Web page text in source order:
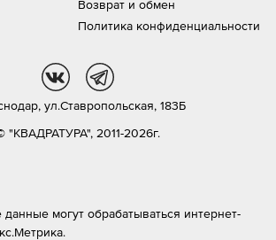
Возврат и обмен
Политика конфиденциальности
"КВАДРАТУРА", 2011-2026г.
ул.Ставропольская, 183Б
vk tg
данные могут обрабатываться интернет-